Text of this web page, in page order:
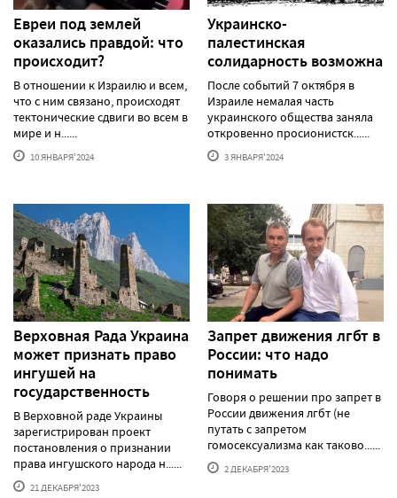
Евреи под землей
оказались правдой: что
происходит?
В отношении к Израилю и всем,
что с ним связано, происходят
тектонические сдвиги во всем в
мире и н......
10 ЯНВАРЯ'2024
Украинско-
палестинская
солидарность возможна
После событий 7 октября в
Израиле немалая часть
украинского общества заняла
откровенно просионистск......
3 ЯНВАРЯ'2024
Верховная Рада Украина
может признать право
ингушей на
государственность
В Верховной раде Украины
зарегистрирован проект
постановления о признании
права ингушского народа н......
21 ДЕКАБРЯ'2023
Запрет движения лгбт в
России: что надо
понимать
Говоря о решении про запрет в
России движения лгбт (не
путать с запретом
гомосексуализма как таково......
2 ДЕКАБРЯ'2023